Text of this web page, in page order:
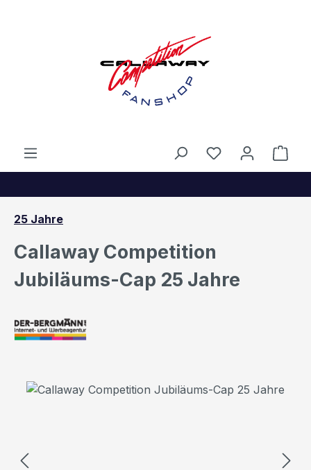
25 Jahre
Callaway Competition
Jubiläums-Cap 25 Jahre
Bildergalerie überspringen